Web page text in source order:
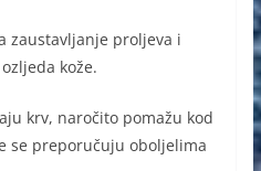
zaustavljanje proljeva i
kože.
krv, naročito pomažu kod
se preporučuju oboljelima